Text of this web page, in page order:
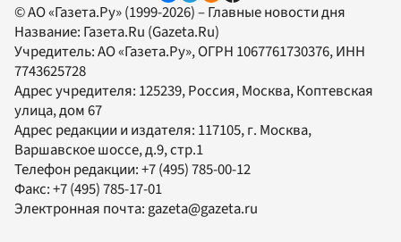
© АО «Газета.Ру» (1999-2026) – Главные новости дня
Название: Газета.Ru (Gazeta.Ru)
Учредитель:АО «Газета.Ру», ОГРН 1067761730376, ИНН
7743625728
Адрес учредителя: 125239, Россия, Москва, Коптевская
улица, дом 67
Адрес редакции и издателя: 117105, г. Москва,
Варшавское шоссе, д.9, стр.1
Телефон редакции:+7 (495) 785-00-12
Факс:+7 (495) 785-17-01
Электронная почта:gazeta@gazeta.ru